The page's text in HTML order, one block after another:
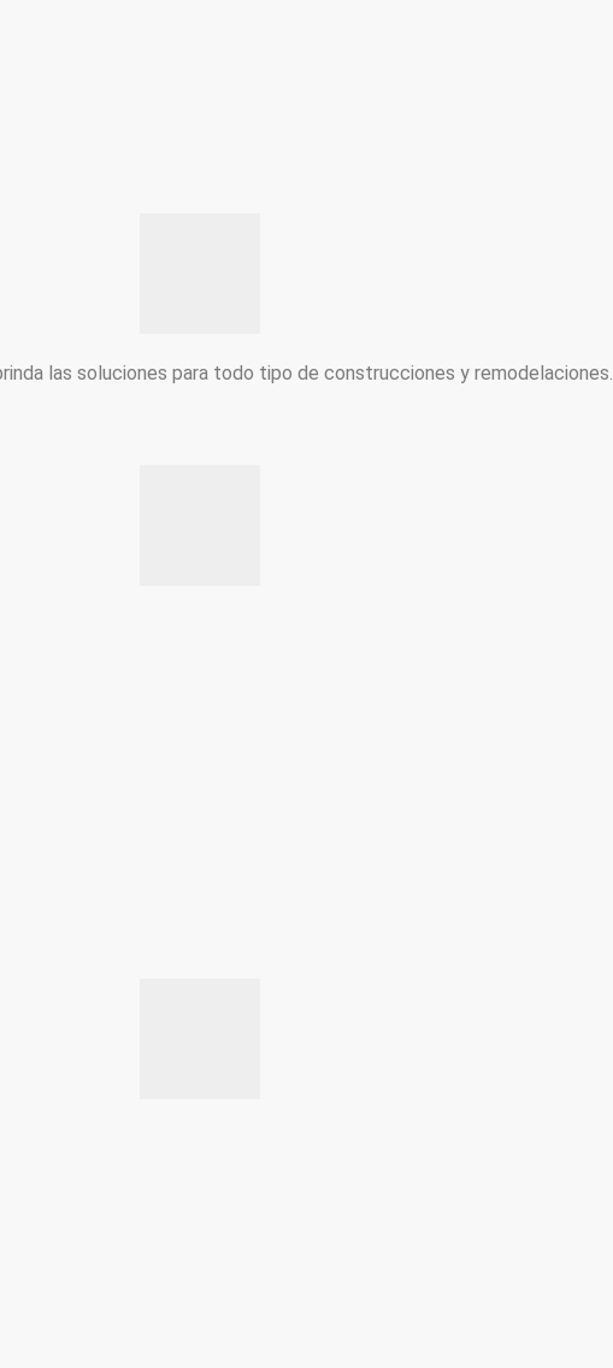
las soluciones para todo tipo de construcciones y remodelaciones.